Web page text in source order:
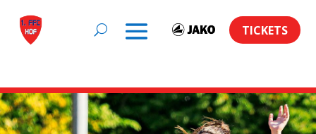
TICKETS